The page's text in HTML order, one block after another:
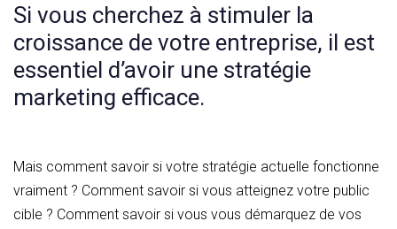
Si vous cherchez à stimuler la
croissance de votre entreprise, il est
essentiel d’avoir une stratégie
marketing efficace.
Mais comment savoir si votre stratégie actuelle fonctionne
vraiment ? Comment savoir si vous atteignez votre public
cible ? Comment savoir si vous vous démarquez de vos